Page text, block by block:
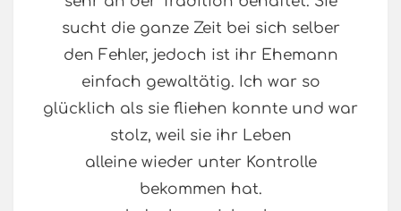
sucht die ganze Zeit bei sich selber
den Fehler, jedoch ist ihr Ehemann
einfach gewaltätig. Ich war so
glücklich als sie fliehen konnte und war
stolz, weil sie ihr Leben
alleine wieder unter Kontrolle
bekommen hat.